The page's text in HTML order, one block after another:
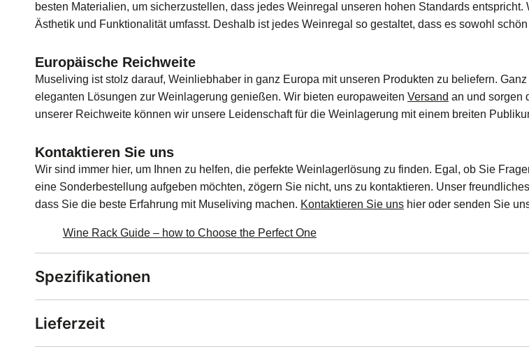
besten Materialien, um sicherzustellen, dass jedes Weinregal unseren hohen Standards
Ästhetik und Funktionalität umfasst. Deshalb ist jedes Weinregal so gestaltet, dass es sowohl
Europäische Reichweite
Museliving ist stolz darauf, Weinliebhaber in ganz Europa mit unseren Produkten zu beliefern.
eleganten Lösungen zur Weinlagerung genießen. Wir bieten europaweiten Versand an und sorgen
unserer Reichweite können wir unsere Leidenschaft für die Weinlagerung mit einem breiten
Kontaktieren Sie uns
Wir sind immer hier, um Ihnen zu helfen, die perfekte Weinlagerlösung zu finden. Egal, ob Sie
eine Sonderbestellung aufgeben möchten, zögern Sie nicht, uns zu kontaktieren. Unser
dass Sie die beste Erfahrung mit Museliving machen. Kontaktieren Sie uns hier oder senden Sie
Wine Rack Guide – how to Choose the Perfect One
Spezifikationen
Lieferzeit